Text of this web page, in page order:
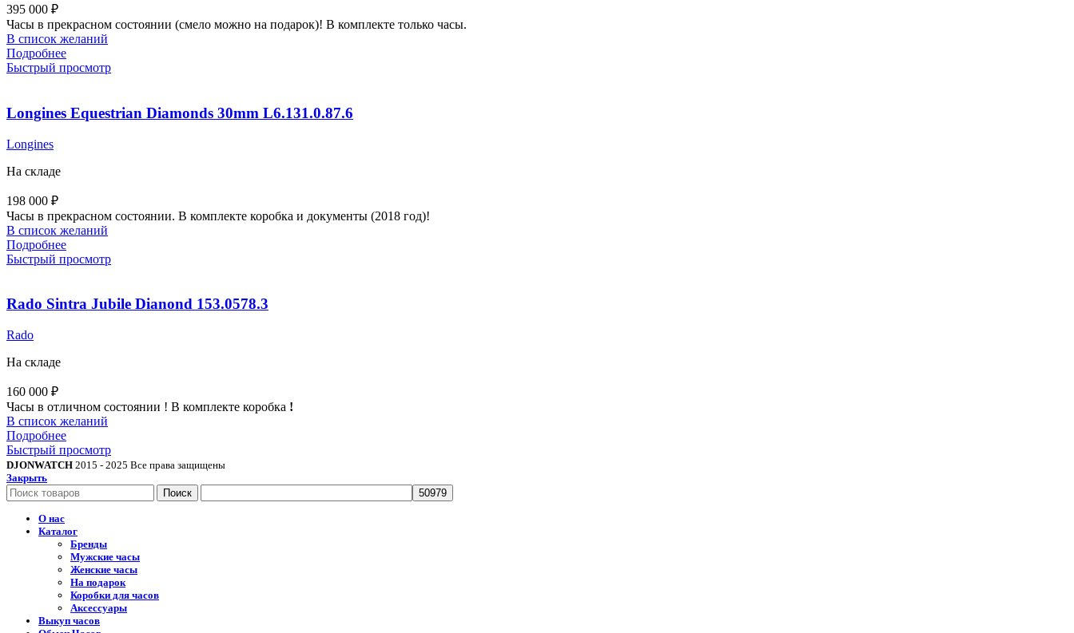
395 000 ₽
Часы в прекрасном состоянии (смело можно на подарок)! В комплекте только часы.
В список желаний
Подробнее
Быстрый просмотр
Longines Equestrian Diamonds 30mm L6.131.0.87.6
Longines
На складе
198 000 ₽
Часы в прекрасном состоянии. В комплекте коробка и документы (2018 год)!
В список желаний
Подробнее
Быстрый просмотр
Rado Sintra Jubile Dianond 153.0578.3
Rado
На складе
160 000 ₽
Часы в отличном состоянии ! В комплекте коробка !
В список желаний
Подробнее
Быстрый просмотр
DJONWATCH 2015 - 2025 Все права защищены
Закрыть
Поиск
О нас
Каталог
Бренды
Мужские часы
Женские часы
На подарок
Коробки для часов
Аксессуары
Выкуп часов